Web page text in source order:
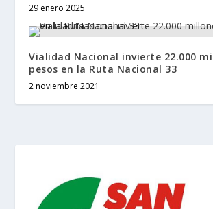
29 enero 2025
Vialidad Nacional invierte 22.000
pesos en la Ruta Nacional 33
2 noviembre 2021